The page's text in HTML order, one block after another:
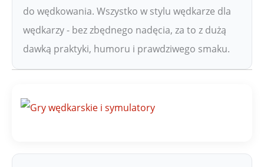
do wędkowania. Wszystko w stylu wędkarze dla
wędkarzy - bez zbędnego nadęcia, za to z dużą
dawką praktyki, humoru i prawdziwego smaku.